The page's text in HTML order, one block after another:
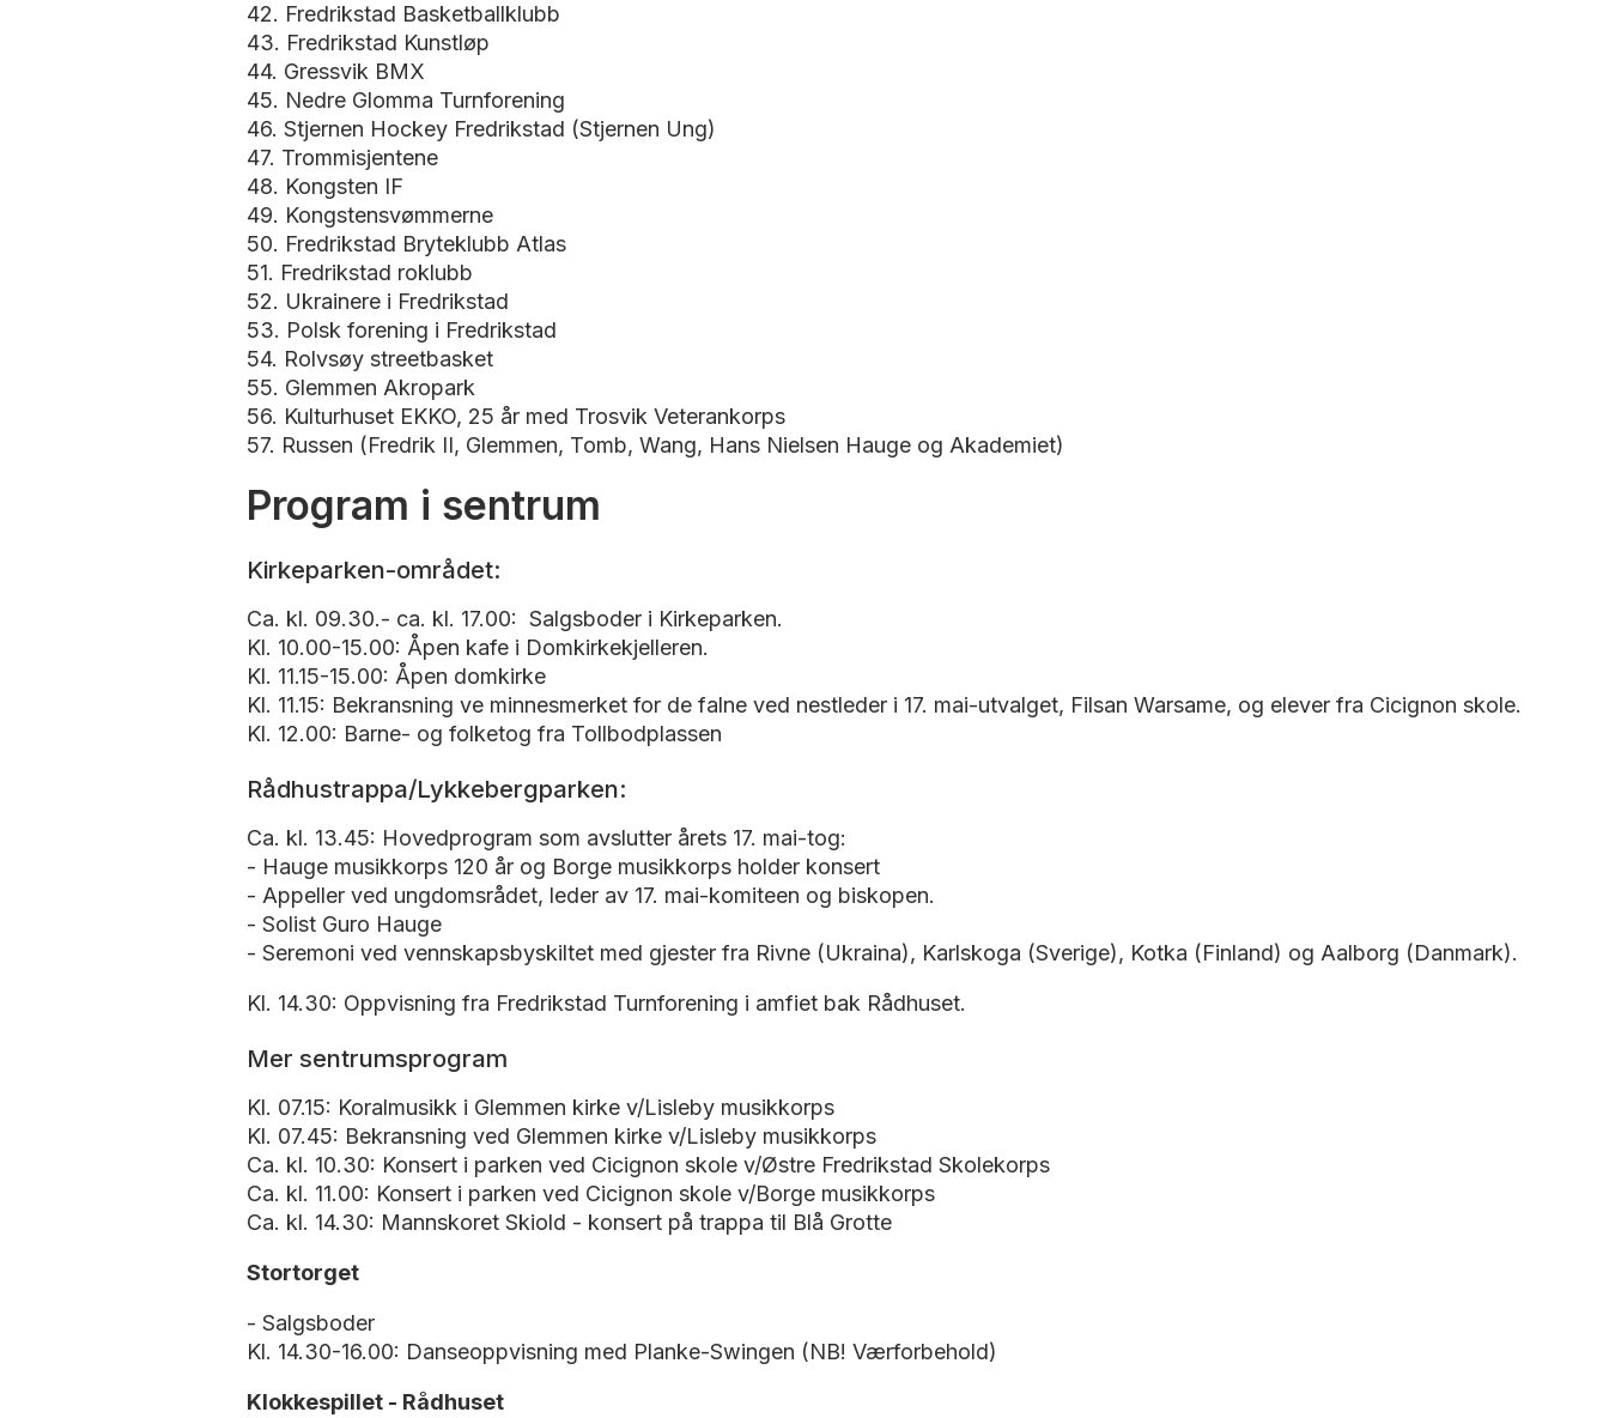
42. Fredrikstad Basketballklubb
43. Fredrikstad Kunstløp
44. Gressvik BMX
45. Nedre Glomma Turnforening
46. Stjernen Hockey Fredrikstad (Stjernen Ung)
47. Trommisjentene
48. Kongsten IF
49. Kongstensvømmerne
50. Fredrikstad Bryteklubb Atlas
51. Fredrikstad roklubb
52. Ukrainere i Fredrikstad
53. Polsk forening i Fredrikstad
54. Rolvsøy streetbasket
55. Glemmen Akropark
56. Kulturhuset EKKO, 25 år med Trosvik Veterankorps
57. Russen (Fredrik II, Glemmen, Tomb, Wang, Hans Nielsen Hauge og Akademiet)
Program i sentrum
Kirkeparken-området:
Ca. kl. 09.30.- ca. kl. 17.00: Salgsboder i Kirkeparken.
Kl. 10.00-15.00: Åpen kafe i Domkirkekjelleren.
Kl. 11.15-15.00: Åpen domkirke
Kl. 11.15: Bekransning ve minnesmerket for de falne ved nestleder i 17. mai-utvalget, Filsan Warsame, og elever fra Cicignon skole.
Kl. 12.00: Barne- og folketog fra Tollbodplassen
Rådhustrappa/Lykkebergparken:
Ca. kl. 13.45: Hovedprogram som avslutter årets 17. mai-tog:
- Hauge musikkorps 120 år og Borge musikkorps holder konsert
- Appeller ved ungdomsrådet, leder av 17. mai-komiteen og biskopen.
- Solist Guro Hauge
- Seremoni ved vennskapsbyskiltet med gjester fra Rivne (Ukraina), Karlskoga (Sverige), Kotka (Finland) og Aalborg (Danmark).
Kl. 14.30: Oppvisning fra Fredrikstad Turnforening i amfiet bak Rådhuset.
Mer sentrumsprogram
Kl. 07.15: Koralmusikk i Glemmen kirke v/Lisleby musikkorps
Kl. 07.45: Bekransning ved Glemmen kirke v/Lisleby musikkorps
Ca. kl. 10.30: Konsert i parken ved Cicignon skole v/Østre Fredrikstad Skolekorps
Ca. kl. 11.00: Konsert i parken ved Cicignon skole v/Borge musikkorps
Ca. kl. 14.30: Mannskoret Skiold - konsert på trappa til Blå Grotte
Stortorget
- Salgsboder
Kl. 14.30-16.00: Danseoppvisning med Planke-Swingen (NB! Værforbehold)
Klokkespillet - Rådhuset